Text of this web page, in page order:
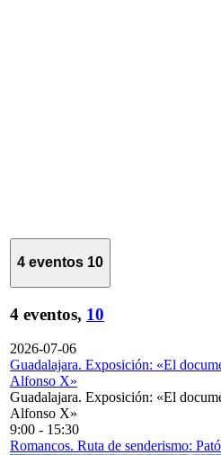
4 eventos 10
4 eventos, 10
2026-07-06
Guadalajara. Exposición: «El
Alfonso X»
Guadalajara. Exposición: «El
Alfonso X»
9:00 - 15:30
Romancos. Ruta de senderismo: